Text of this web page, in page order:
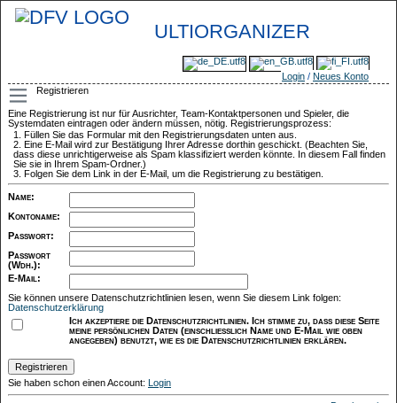
ULTIORGANIZER
Login / Neues Konto
Registrieren
Eine Registrierung ist nur für Ausrichter, Team-Kontaktpersonen und Spieler, die
Systemdaten eintragen oder ändern müssen, nötig. Registrierungsprozess:
Füllen Sie das Formular mit den Registrierungsdaten unten aus.
Eine E-Mail wird zur Bestätigung Ihrer Adresse dorthin geschickt. (Beachten Sie,
dass diese unrichtigerweise als Spam klassifiziert werden könnte. In diesem Fall finden
Sie sie in Ihrem Spam-Ordner.)
Folgen Sie dem Link in der E-Mail, um die Registrierung zu bestätigen.
Name:
Kontoname:
Passwort:
Passwort
(Wdh.):
E-Mail :
Sie können unsere Datenschutzrichtlinien lesen, wenn Sie diesem Link folgen:
Datenschutzerklärung
Ich akzeptiere die Datenschutzrichtlinien. Ich stimme zu, dass diese Seite
meine persönlichen Daten (einschließlich Name und E-Mail wie oben
angegeben) benutzt, wie es die Datenschutzrichtlinien erklären.
Sie haben schon einen Account: Login